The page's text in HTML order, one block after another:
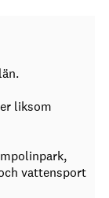
liksom
vattensport